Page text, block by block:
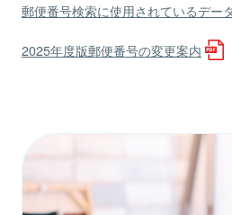
郵便番号検索に使用されているデー
2025年度版郵便番号の変更案内